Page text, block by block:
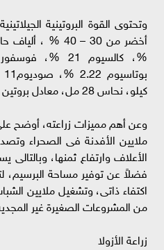
وتحتوى القوة البروتينية
كيلو، نحاس 28 مل، معادل بروتين يوريا 13.7 %.
وعن أهم مميزات زراعته، أوضح
ملايين الأفدنة فى الصحراء
الأعلاف وارتفاع ثمنها،
فضلاً عن توفير مساحة البرسيم،
اكتفاء ذاتى، وتشغيل ملايين
من المشروعات الصغيرة غير
زراعة الأزولا